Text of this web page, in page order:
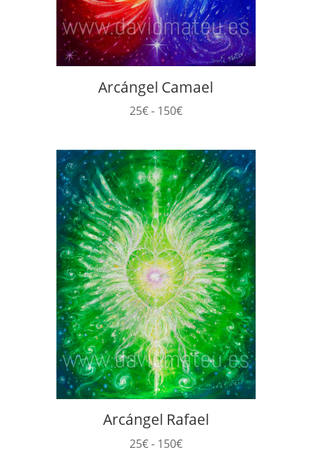
Arcángel Camael
25€- 150€Rango
precios:
desde
25€
hasta
150€
Arcángel Rafael
25€- 150€Rango